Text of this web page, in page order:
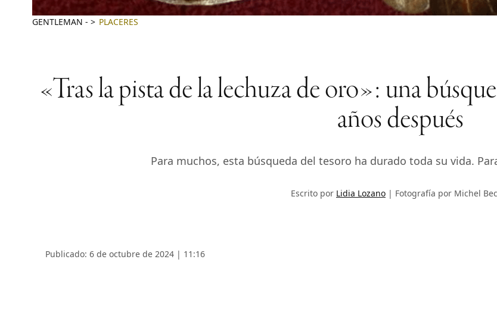
GENTLEMAN - PLACERES
«Tras la pista de la lechuza de oro»: una
años después
Para muchos, esta búsqueda del tesoro ha durado toda su vida.
Escrito por Lidia Lozano Fotografía por Michel
Publicado: 6 de octubre de 2024 | 11:16